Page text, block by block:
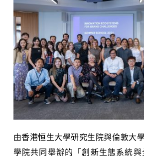
由香港恒生大學研究生院與倫敦大
學院共同舉辦的「創新生態系統